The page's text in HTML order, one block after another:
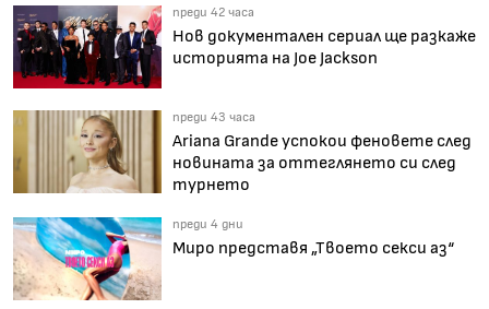
преди 42 часа
Нов документален сериал ще разкаже
историята на Joe Jackson
преди 43 часа
Ariana Grande успокои феновете след
новината за оттеглянето си след
турнето
преди 4 дни
Миро представя „Твоето секси аз“